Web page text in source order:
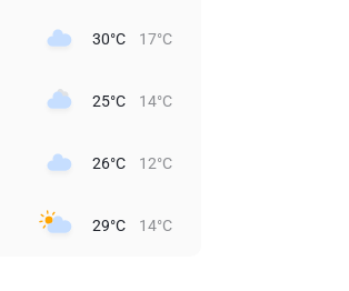
30°C 17°C
25°C 14°C
26°C 12°C
29°C 14°C